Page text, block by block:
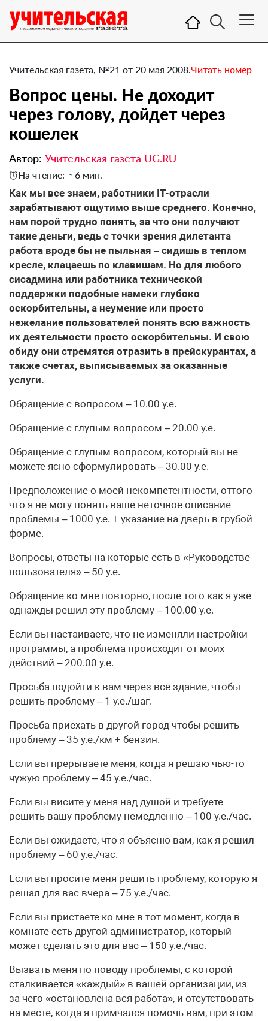
Учительская газета, №21 от 20 мая 2008.Читать номер
Вопрос цены. Не доходит
через голову, дойдет через
кошелек
Автор: Учительская газета UG.RU
На чтение: ≈ 6 мин.
Как мы все знаем, работники IT-отрасли
зарабатывают ощутимо выше среднего. Конечно,
нам порой трудно понять, за что они получают
такие деньги, ведь с точки зрения дилетанта
работа вроде бы не пыльная – сидишь в теплом
кресле, клацаешь по клавишам. Но для любого
сисадмина или работника технической
поддержки подобные намеки глубоко
оскорбительны, а неумение или просто
нежелание пользователей понять всю важность
их деятельности просто оскорбительны. И свою
обиду они стремятся отразить в прейскурантах, а
также счетах, выписываемых за оказанные
услуги.
Обращение с вопросом – 10.00 у.е.
Обращение с глупым вопросом – 20.00 у.е.
Обращение с глупым вопросом, который вы не
можете ясно сформулировать – 30.00 у.е.
Предположение о моей некомпетентности, оттого
что я не могу понять ваше неточное описание
проблемы – 1000 у.е. + указание на дверь в грубой
форме.
Вопросы, ответы на которые есть в «Руководстве
пользователя» – 50 у.е.
Обращение ко мне повторно, после того как я уже
однажды решил эту проблему – 100.00 у.е.
Если вы настаиваете, что не изменяли настройки
программы, а проблема происходит от моих
действий – 200.00 у.е.
Просьба подойти к вам через все здание, чтобы
решить проблему – 1 у.е./шаг.
Просьба приехать в другой город чтобы решить
проблему – 35 у.е./км + бензин.
Если вы прерываете меня, когда я решаю чью-то
чужую проблему – 45 у.е./час.
Если вы висите у меня над душой и требуете
решить вашу проблему немедленно – 100 у.е./час.
Если вы ожидаете, что я объясню вам, как я решил
проблему – 60 у.е./час.
Если вы просите меня решить проблему, которую я
решал для вас вчера – 75 у.е./час.
Если вы пристаете ко мне в тот момент, когда в
комнате есть другой администратор, который
может сделать это для вас – 150 у.е./час.
Вызвать меня по поводу проблемы, с которой
сталкивается «каждый» в вашей организации, из-
за чего «остановлена вся работа», и отсутствовать
на месте, когда я примчался помочь вам, при этом